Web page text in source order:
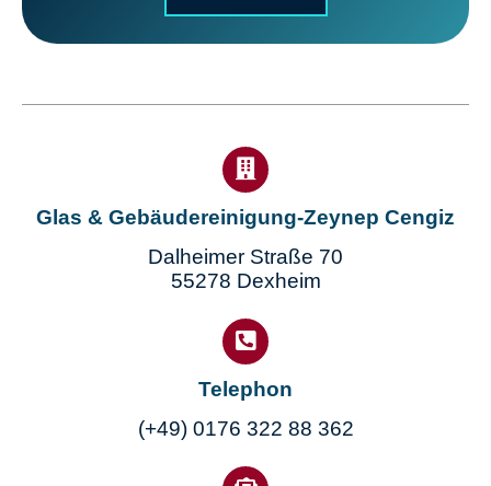
Glas & Gebäudereinigung-Zeynep Cengiz
Dalheimer Straße 70
55278 Dexheim
Telephon
(+49) 0176 322 88 362